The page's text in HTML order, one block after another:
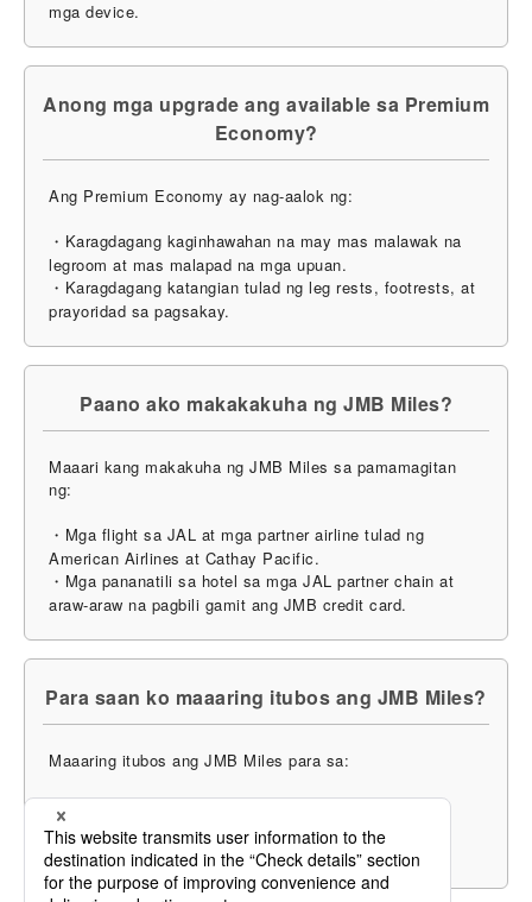
mga device.
Anong mga upgrade ang available sa Premium
Economy?
Ang Premium Economy ay nag-aalok ng:
・Karagdagang kaginhawahan na may mas malawak na
legroom at mas malapad na mga upuan.
・Karagdagang katangian tulad ng leg rests, footrests, at
prayoridad sa pagsakay.
Paano ako makakakuha ng JMB Miles?
Maaari kang makakuha ng JMB Miles sa pamamagitan
ng:
・Mga flight sa JAL at mga partner airline tulad ng
American Airlines at Cathay Pacific.
・Mga pananatili sa hotel sa mga JAL partner chain at
araw-araw na pagbili gamit ang JMB credit card.
Para saan ko maaaring itubos ang JMB Miles?
Maaaring itubos ang JMB Miles para sa:
・Libreng flight sa JAL at mga partner nito.
・Pag-upgrade ng upuan sa mas mataas na klase ng
travel para sa karagdagang kaginhawahan.